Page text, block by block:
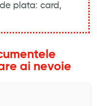
plata: card,
ai nevoie